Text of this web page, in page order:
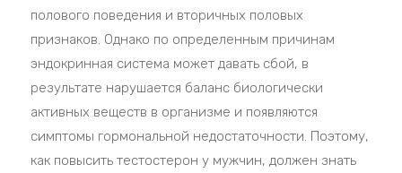
полового поведения и вторичных половых
признаков. Однако по определенным причинам
эндокринная система может давать сбой, в
результате нарушается баланс биологически
активных веществ в организме и появляются
симптомы гормональной недостаточности. Поэтому,
как повысить тестостерон у мужчин, должен знать